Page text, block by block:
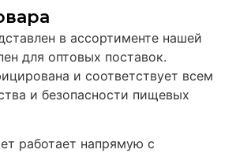
в ассортименте нашей
для оптовых поставок.
и соответствует всем
и безопасности пищевых
работает напрямую с